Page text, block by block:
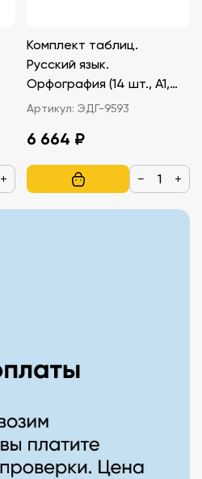
+
Комплект таблиц.
Русский язык.
Орфография (14 шт., А1,
лам.)
Артикул: ЭДГ-9593
6 664 ₽
− +